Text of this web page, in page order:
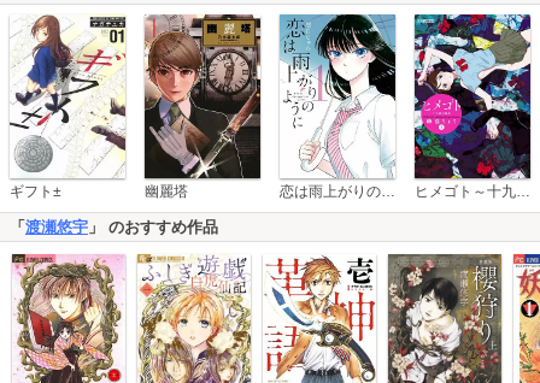
ギフト± 幽麗塔 恋は雨上がりのように ヒメゴト～十九歳の制服～
「 渡瀬悠宇 」 のおすすめ作品